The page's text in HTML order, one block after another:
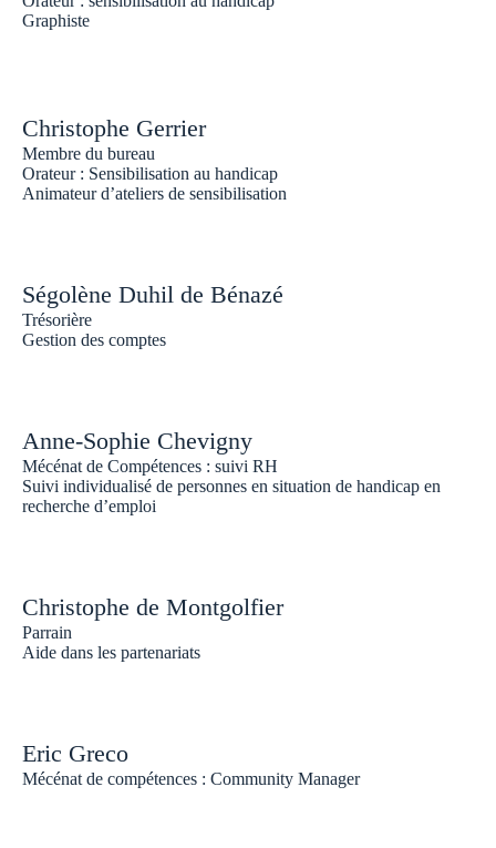
Graphiste
Christophe Gerrier
Membre du bureau
Orateur : Sensibilisation au handicap
Animateur d’ateliers de sensibilisation
Ségolène Duhil de Bénazé
Trésorière
Gestion des comptes
Anne-Sophie Chevigny
Mécénat de Compétences : suivi RH
Suivi individualisé de personnes en situation de handicap en
recherche d’emploi
Christophe de Montgolfier
Parrain
Aide dans les partenariats
Eric Greco
Mécénat de compétences : Community Manager